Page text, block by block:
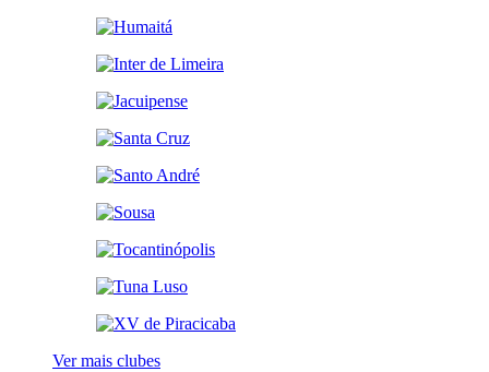
Ver mais clubes